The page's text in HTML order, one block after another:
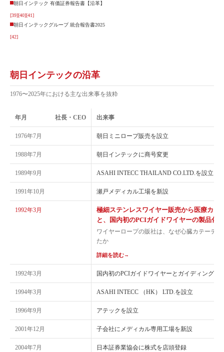
朝日インテック 有価証券報告書【沿革】
[39][40][41]
朝日インテックグループ 統合報告書2025
[42]
朝日インテックの沿革
1976〜2025年における主な出来事を抜粋
年月 社長・CEO 出来事
1976年7月 朝日ミニロープ販売を設立
1988年7月 朝日インテックに商号変更
1989年9月 ASAHI INTECC THAILAND CO.LTD.を設立
1991年10月 瀬戸メディカル工場を新設
1992年3月
極細ステンレスワイヤー販売から医療カテ
と、国内初のPCIガイドワイヤーの製品化
ワイヤーロープの販社は、なぜ心臓カテーテ
たか
詳細を読む→
1992年3月 国内初のPCIガイドワイヤーとガイディングカ
1994年3月 ASAHI INTECC （HK） LTD.を設立
1996年9月 アテックを設立
2001年12月 子会社にメディカル専用工場を新設
2004年7月 日本証券業協会に株式を店頭登録